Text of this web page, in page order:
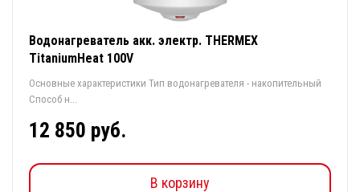
Водонагреватель акк. электр. THERMEX
TitaniumHeat 100V
Основные характеристики Тип водонагревателя - накопительный
Способ н...
12 850 руб.
В корзину